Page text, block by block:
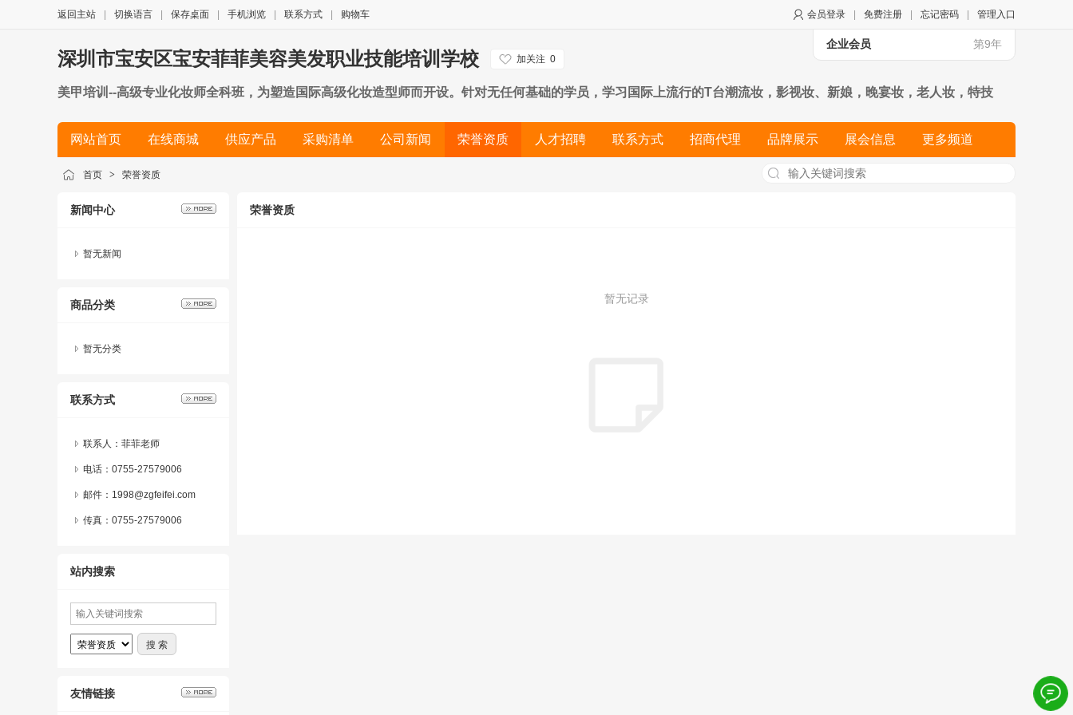
会员登录 免费注册 忘记密码 管理入口
返回主站 切换语言 保存桌面 手机浏览 联系方式 购物车
企业会员 第9年
深圳市宝安区宝安菲菲美容美发职业技能培训学校 加关注 0
美甲培训--高级专业化妆师全科班，为塑造国际高级化妆造型师而开设。针对无任何基础的学员，学习国际上流行的T台潮流妆，影视妆、新娘，晚宴妆，老人妆，特技
科班高级为塑造国际专业高级美容师而开设的。针对零基础的学员而设置，学员毕业后可全面掌握各项美容技术及美容院经营管理知识，是zui全面的美容培训课程，也是
考取国家高级美容师文凭的必修课程。zgfeifei
网站首页 在线商城 供应产品 采购清单 公司新闻 荣誉资质 人才招聘 联系方式 招商代理 品牌展示 展会信息 更多频道
简历
首页 > 荣誉资质
新闻中心
暂无新闻
商品分类
暂无分类
联系方式
联系人：菲菲老师
电话：0755-27579006
邮件：1998@zgfeifei.com
传真：0755-27579006
站内搜索
友情链接
荣誉资质
暂无记录